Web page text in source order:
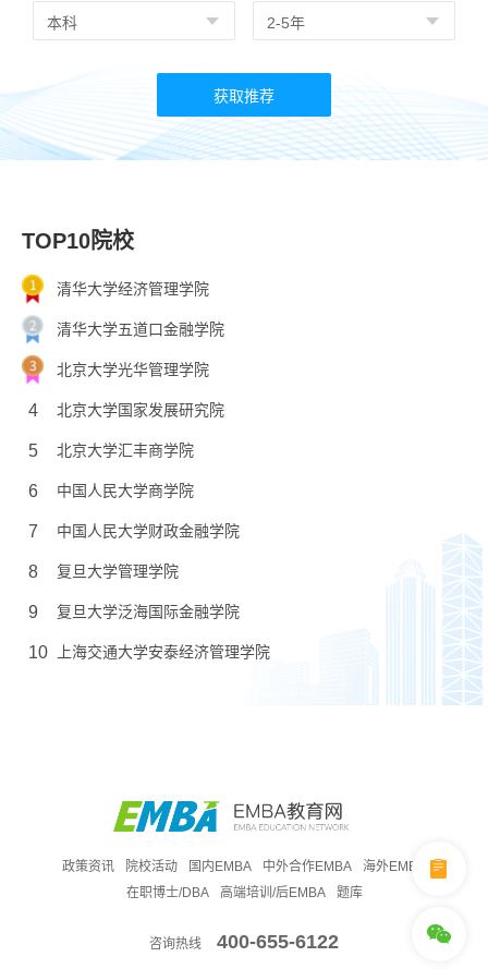
TOP10院校
清华大学经济管理学院
清华大学五道口金融学院
北京大学光华管理学院
4 北京大学国家发展研究院
5 北京大学汇丰商学院
6 中国人民大学商学院
7 中国人民大学财政金融学院
8 复旦大学管理学院
9 复旦大学泛海国际金融学院
10 上海交通大学安泰经济管理学院
政策资讯 院校活动 国内EMBA 中外合作EMBA
海外EMBA
在职博士/DBA
高端培训/后EMBA 题库
咨询热线 400-655-6122